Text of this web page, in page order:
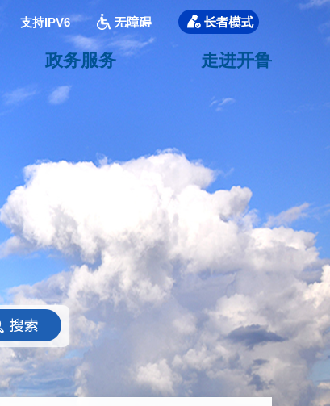
支持IPV6
政务服务 走进开鲁